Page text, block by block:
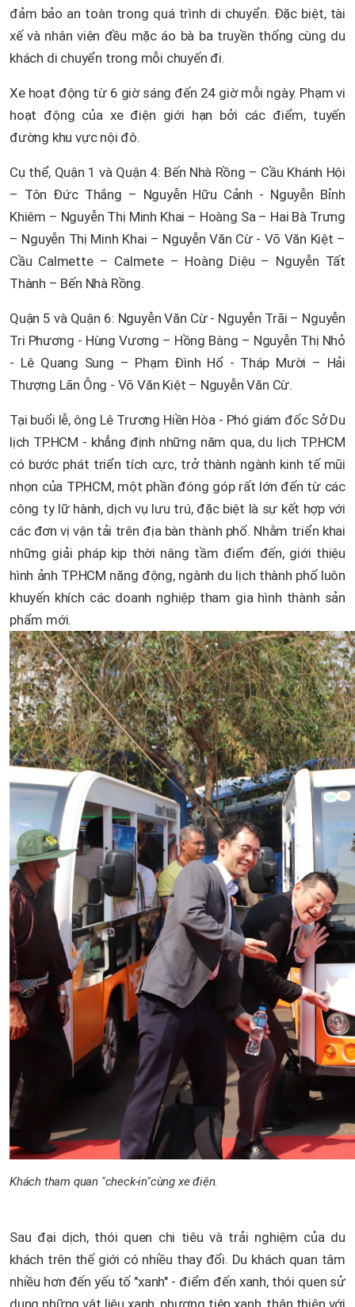
đảm bảo an toàn trong quá trình di chuyển. Đặc biệt, tài
xế và nhân viên đều mặc áo bà ba truyền thống cùng du
khách di chuyển trong mỗi chuyến đi.
Xe hoạt động từ 6 giờ sáng đến 24 giờ mỗi ngày. Phạm vi
hoạt động của xe điện giới hạn bởi các điểm, tuyến
đường khu vực nội đô.
Cụ thể, Quận 1 và Quận 4: Bến Nhà Rồng – Cầu Khánh Hội
– Tôn Đức Thắng – Nguyễn Hữu Cảnh - Nguyễn Bỉnh
Khiêm – Nguyễn Thị Minh Khai – Hoàng Sa – Hai Bà Trưng
– Nguyễn Thị Minh Khai – Nguyễn Văn Cừ - Võ Văn Kiệt –
Cầu Calmette – Calmete – Hoàng Diệu – Nguyễn Tất
Thành – Bến Nhà Rồng.
Quận 5 và Quận 6: Nguyễn Văn Cừ - Nguyễn Trãi – Nguyễn
Tri Phương - Hùng Vương – Hồng Bàng – Nguyễn Thị Nhỏ
- Lê Quang Sung – Phạm Đình Hổ - Tháp Mười – Hải
Thượng Lãn Ông - Võ Văn Kiệt – Nguyễn Văn Cừ.
Tại buổi lễ, ông Lê Trương Hiền Hòa - Phó giám đốc Sở Du
lịch TP.HCM - khẳng định những năm qua, du lịch TP.HCM
có bước phát triển tích cực, trở thành ngành kinh tế mũi
nhọn của TP.HCM, một phần đóng góp rất lớn đến từ các
công ty lữ hành, dịch vụ lưu trú, đặc biệt là sự kết hợp với
các đơn vị vận tải trên địa bàn thành phố. Nhằm triển khai
những giải pháp kịp thời nâng tầm điểm đến, giới thiệu
hình ảnh TP.HCM năng động, ngành du lịch thành phố luôn
khuyến khích các doanh nghiệp tham gia hình thành sản
phẩm mới.
Khách tham quan "check-in"cùng xe điện.
Sau đại dịch, thói quen chi tiêu và trải nghiệm của du
khách trên thế giới có nhiều thay đổi. Du khách quan tâm
nhiều hơn đến yếu tố "xanh" - điểm đến xanh, thói quen sử
dụng những vật liệu xanh, phương tiện xanh, thân thiện với